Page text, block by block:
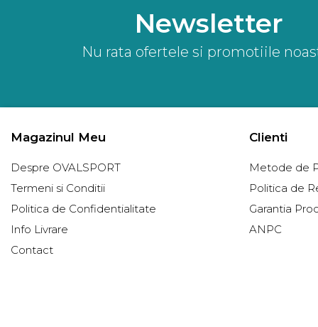
Newsletter
Nu rata ofertele si promotiile
Magazinul Meu
Despre OVALSPORT
Termeni si Conditii
Politica de Confidentialitate
Info Livrare
Contact
Clienti
Metode de
Politica de
Garantia
ANPC